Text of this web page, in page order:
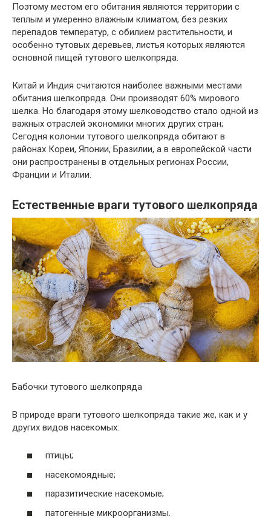
Поэтому местом его обитания являются территории с
теплым и умеренно влажным климатом, без резких
перепадов температур, с обилием растительности, и
особенно тутовых деревьев, листья которых являются
основной пищей тутового шелкопряда.
Китай и Индия считаются наиболее важными местами
обитания шелкопряда. Они производят 60% мирового
шелка. Но благодаря этому шелководство стало одной из
важных отраслей экономики многих других стран;
Сегодня колонии тутового шелкопряда обитают в
районах Кореи, Японии, Бразилии, а в европейской части
они распространены в отдельных регионах России,
Франции и Италии.
Естественные враги тутового шелкопряда
Бабочки тутового шелкопряда
В природе враги тутового шелкопряда такие же, как и у
других видов насекомых:
птицы;
насекомоядные;
паразитические насекомые;
патогенные микроорганизмы.